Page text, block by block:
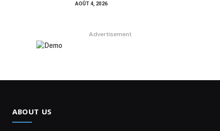
AOÛT 4, 2026
Advertisement
ABOUT US